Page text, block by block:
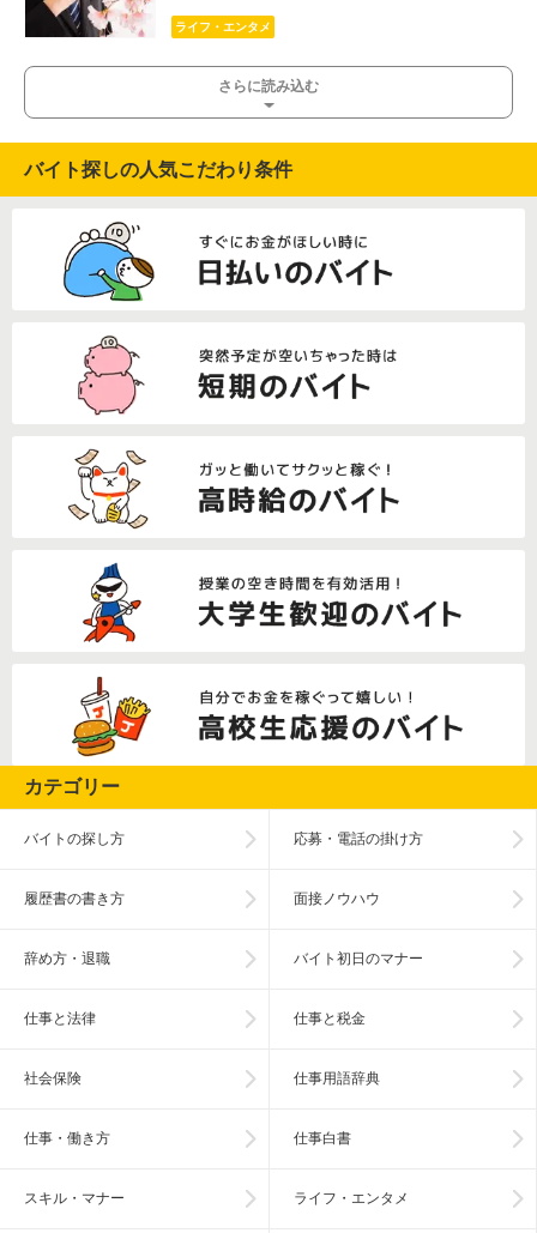
ライフ・エンタメ
さらに読み込む
バイト探しの人気こだわり条件
カテゴリー
バイトの探し方 応募・電話の掛け方
履歴書の書き方 面接ノウハウ
辞め方・退職 バイト初日のマナー
仕事と法律 仕事と税金
社会保険 仕事用語辞典
仕事・働き方 仕事白書
スキル・マナー ライフ・エンタメ